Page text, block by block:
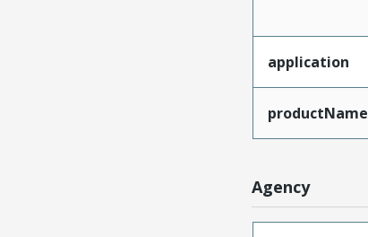
application
productName
Agency